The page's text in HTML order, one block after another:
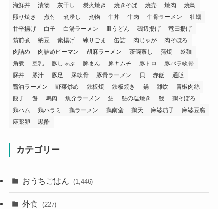
海鮮丼 漬物 灰干し 炭火焼き 焼きそば 焼売 焼肉
焼鳥
照り焼き
煮付 煮浸し 煮物 牛丼 牛肉 牛骨ラーメン
牡蠣
甘辛揚げ
白子 白湯ラーメン 皿うどん 磯辺揚げ
竜田揚げ
筑前煮
納豆 素揚げ 練りごま 缶詰 肉じゃが
肉そぼろ
肉詰め
肉詰めピーマン 胡麻ラーメン 茶碗蒸し 蒲焼
袋麺
角煮
豆乳 豚しゃぶ 豚まん 豚キムチ 豚トロ
豚バラ軟骨
豚丼
豚汁 豚足 豚軟骨 豚骨ラーメン 貝 赤飯
通販
醤油ラーメン
野菜炒め 鉄板焼 鉄板焼き 鍋 雑炊
青椒肉絲
餃子
餅 馬肉 魚介ラーメン 鮎 鮎の塩焼き 鰻
鶏そぼろ
鶏ハム
鶏ハラミ 鶏ラーメン 鶏南蛮 鶏天 麻婆茄子
麻婆豆腐
麻薬卵
黒酢
カテゴリー
おうちごはん (1,446)
外食 (227)